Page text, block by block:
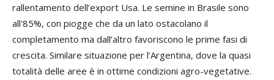
rallentamento dell’export Usa. Le semine in Brasile sono
all'85%, con piogge che da un lato ostacolano il
completamento ma dall’altro favoriscono le prime fasi di
crescita. Similare situazione per l’Argentina, dove la quasi
totalità delle aree è in ottime condizioni agro-vegetative.